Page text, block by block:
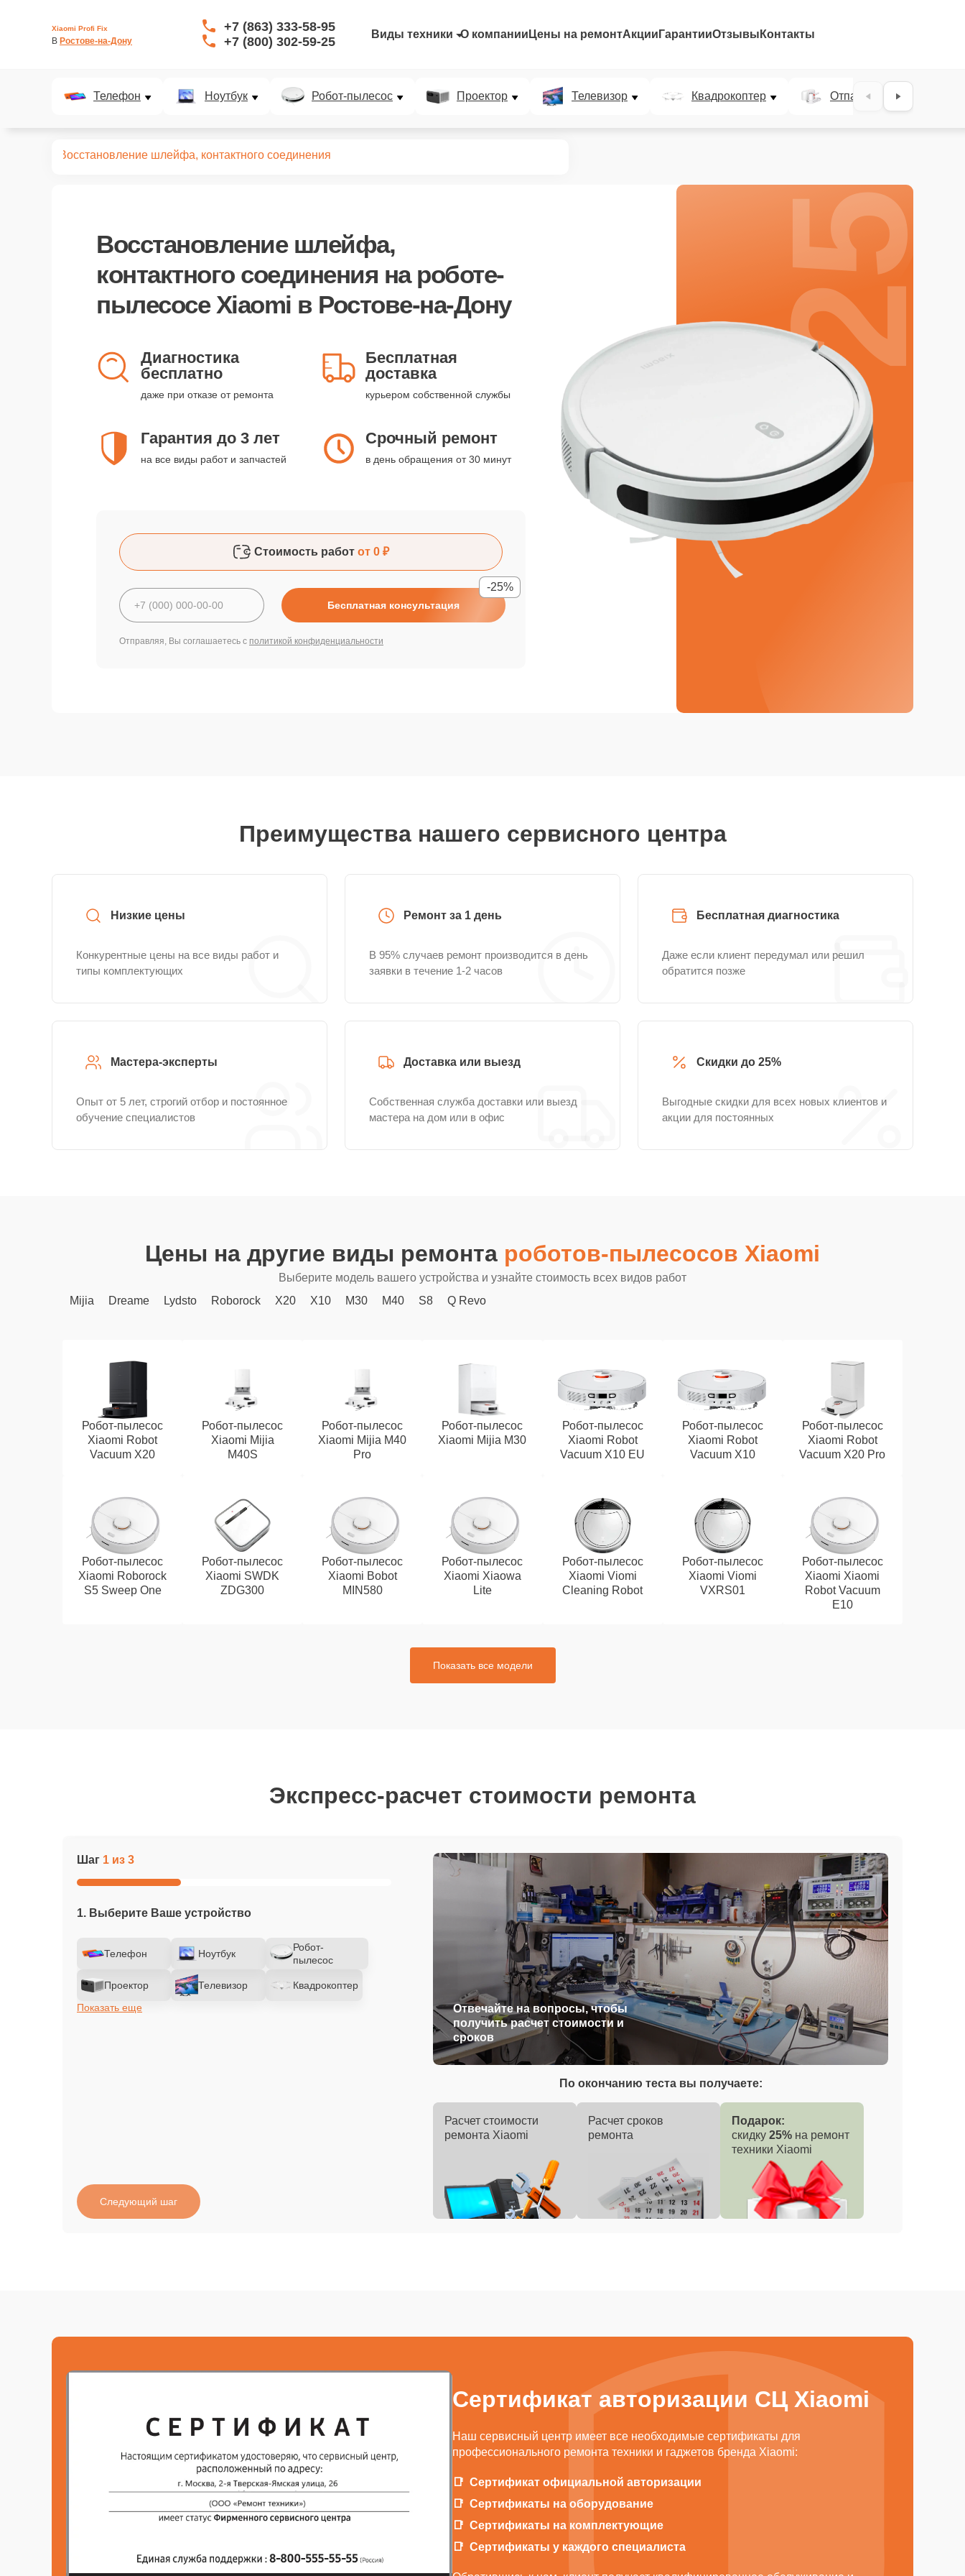
Xiaomi Profi Fix
В Ростове-на-Дону
+7 (863) 333-58-95
+7 (800) 302-59-25
Виды техники О компании Цены на ремонтАкции ГарантииОтзывы Контакты
Телефон Ноутбук Робот-пылесос Проектор Телевизор Квадрокоптер Отпариватель
Восстановление шлейфа, контактного соединения
Восстановление шлейфа,
контактного соединения на роботе-
пылесосе Xiaomi в Ростове-на-Дону
Диагностика
бесплатно
даже при отказе от ремонта
Бесплатная
доставка
курьером собственной службы
Гарантия до 3 лет
на все виды работ и запчастей
Срочный ремонт
в день обращения от 30 минут
Стоимость работ от 0 ₽
Бесплатная консультация
-25%
Отправляя, Вы соглашаетесь с политикой конфиденциальности
25%
Преимущества нашего сервисного центра
Низкие цены
Конкурентные цены на все виды работ и
типы комплектующих
Ремонт за 1 день
В 95% случаев ремонт производится в день
заявки в течение 1-2 часов
Бесплатная диагностика
Даже если клиент передумал или решил
обратится позже
Мастера-эксперты
Опыт от 5 лет, строгий отбор и постоянное
обучение специалистов
Доставка или выезд
Собственная служба доставки или выезд
мастера на дом или в офис
Скидки до 25%
Выгодные скидки для всех новых клиентов и
акции для постоянных
Цены на другие виды ремонта роботов-пылесосов Xiaomi
Выберите модель вашего устройства и узнайте стоимость всех видов работ
Mijia
Dreame Lydsto Roborock X20 X10 M30 M40 S8 Q Revo
Робот-пылесос
Xiaomi Robot
Vacuum X20
Робот-пылесос
Xiaomi Mijia
M40S
Робот-пылесос
Xiaomi Mijia M40
Pro
Робот-пылесос
Xiaomi Mijia M30
Робот-пылесос
Xiaomi Robot
Vacuum X10 EU
Робот-пылесос
Xiaomi Robot
Vacuum X10
Робот-пылесос
Xiaomi Robot
Vacuum X20 Pro
Робот-пылесос
Xiaomi Roborock
S5 Sweep One
Робот-пылесос
Xiaomi SWDK
ZDG300
Робот-пылесос
Xiaomi Bobot
MIN580
Робот-пылесос
Xiaomi Xiaowa
Lite
Робот-пылесос
Xiaomi Viomi
Cleaning Robot
Робот-пылесос
Xiaomi Viomi
VXRS01
Робот-пылесос
Xiaomi Xiaomi
Robot Vacuum
E10
Показать все модели
Экспресс-расчет стоимости ремонта
Шаг 1 из 3
1. Выберите Ваше устройство
Телефон Ноутбук
Робот-
пылесос
Проектор Телевизор
Квадрокоптер
Показать еще
Отвечайте на вопросы, чтобы
получить расчет стоимости и
сроков
Следующий шаг
По окончанию теста вы получаете:
Расчет стоимости
ремонта Xiaomi
Расчет сроков
ремонта
Подарок:
скидку 25% на ремонт
техники Xiaomi
Сертификат авторизации СЦ Xiaomi
Наш сервисный центр имеет все необходимые сертификаты для
профессионального ремонта техники и гаджетов бренда Xiaomi:
Сертификат официальной авторизации
Сертификаты на оборудование
Сертификаты на комплектующие
Сертификаты у каждого специалиста